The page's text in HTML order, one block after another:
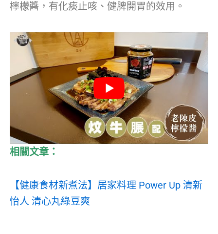
檸檬醬，有化痰止咳、健脾開胃的效用。
相關文章：
【健康食材新煮法】居家料理 Power Up 清新
怡人 清心丸綠豆爽